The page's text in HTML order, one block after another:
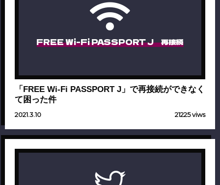
FREE Wi-Fi PASSPORT J 再接続
「FREE Wi-Fi PASSPORT J」で再接続ができなく
て困った件
2021.3.10 21225 viws